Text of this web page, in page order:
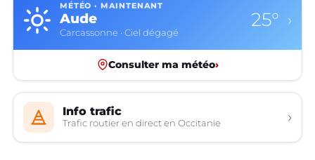
MÉTÉO · MAINTENANT
Aude
Carcassonne · Ciel dégagé
25° ›
Consulter ma météo›
Info trafic
Trafic routier en direct en Occitanie ›